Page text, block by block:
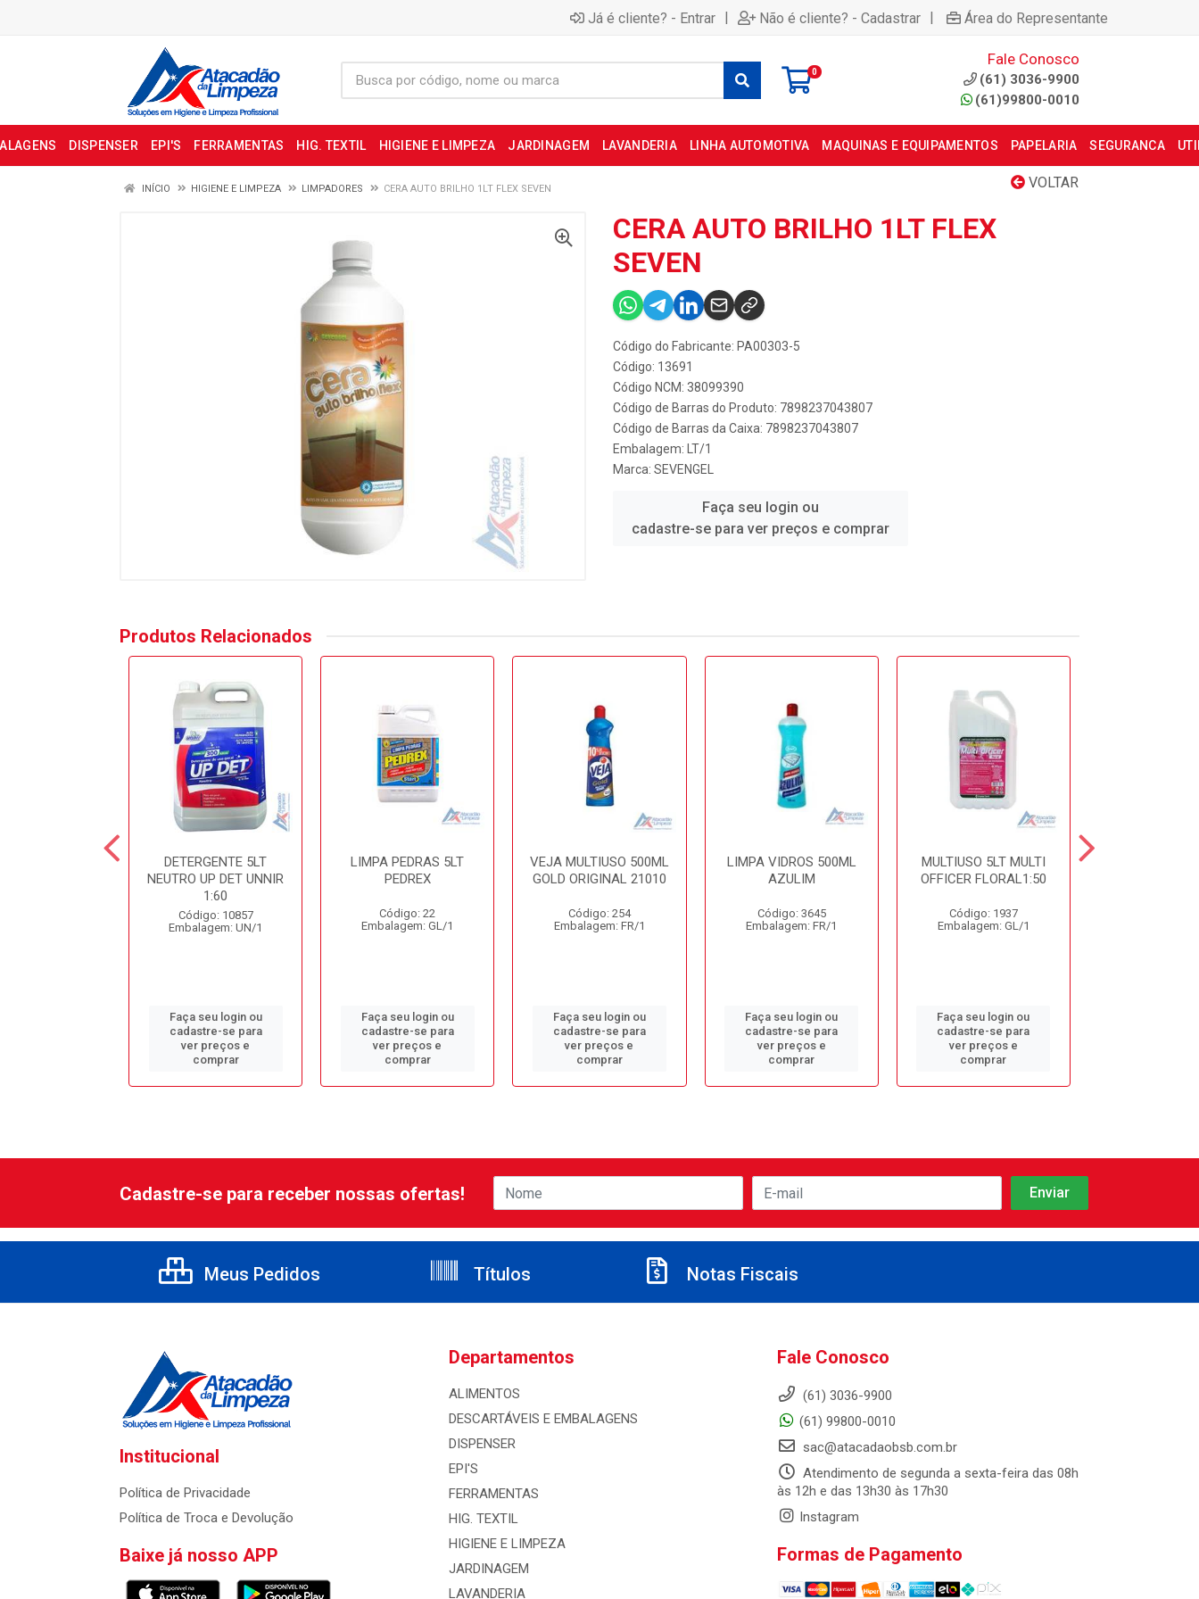
Já é cliente? - Entrar | Não é cliente? - Cadastrar | Área do Representante
0
Fale Conosco
(61) 3036-9900
(61)99800-0010
DISPENSER EPI'S FERRAMENTAS HIG. TEXTIL HIGIENE E LIMPEZA JARDINAGEM LAVANDERIA LINHA AUTOMOTIVA MAQUINAS E EQUIPAMENTOS PAPELARIA SEGURANCA
VOLTAR
INÍCIO HIGIENE E LIMPEZA LIMPADORES CERA AUTO BRILHO 1LT FLEX SEVEN
CERA AUTO BRILHO 1LT FLEX
SEVEN
Código do Fabricante: PA00303-5
Código: 13691
Código NCM: 38099390
Código de Barras do Produto: 7898237043807
Código de Barras da Caixa: 7898237043807
Embalagem: LT/1
Marca: SEVENGEL
Faça seu login ou
cadastre-se para ver preços e comprar
Produtos Relacionados
DETERGENTE 5LT
NEUTRO UP DET UNNIR
1:60
Código: 10857
Embalagem: UN/1
Faça seu login ou
cadastre-se para
ver preços e
comprar
LIMPA PEDRAS 5LT
PEDREX
Código: 22
Embalagem: GL/1
Faça seu login ou
cadastre-se para
ver preços e
comprar
VEJA MULTIUSO 500ML
GOLD ORIGINAL 21010
Código: 254
Embalagem: FR/1
Faça seu login ou
cadastre-se para
ver preços e
comprar
LIMPA VIDROS 500ML
AZULIM
Código: 3645
Embalagem: FR/1
Faça seu login ou
cadastre-se para
ver preços e
comprar
MULTIUSO 5LT MULTI
OFFICER FLORAL1:50
Código: 1937
Embalagem: GL/1
Faça seu login ou
cadastre-se para
ver preços e
comprar
Cadastre-se para receber nossas ofertas!
Meus Pedidos Títulos Notas Fiscais
Institucional
Política de Privacidade
Política de Troca e Devolução
Baixe já nosso APP
Departamentos
ALIMENTOS
DESCARTÁVEIS E EMBALAGENS
DISPENSER
EPI'S
FERRAMENTAS
HIG. TEXTIL
HIGIENE E LIMPEZA
JARDINAGEM
LAVANDERIA
Fale Conosco
(61) 3036-9900
(61) 99800-0010
sac@atacadaobsb.com.br
Atendimento de segunda a sexta-feira das 08h
às 12h e das 13h30 às 17h30
Instagram
Formas de Pagamento